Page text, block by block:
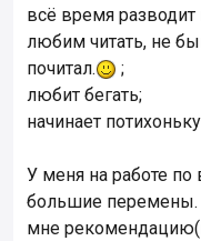
всё время разводит
любим читать, не
почитал.
;
любит бегать;
начинает
У меня на работе по
большие перемены.
мне